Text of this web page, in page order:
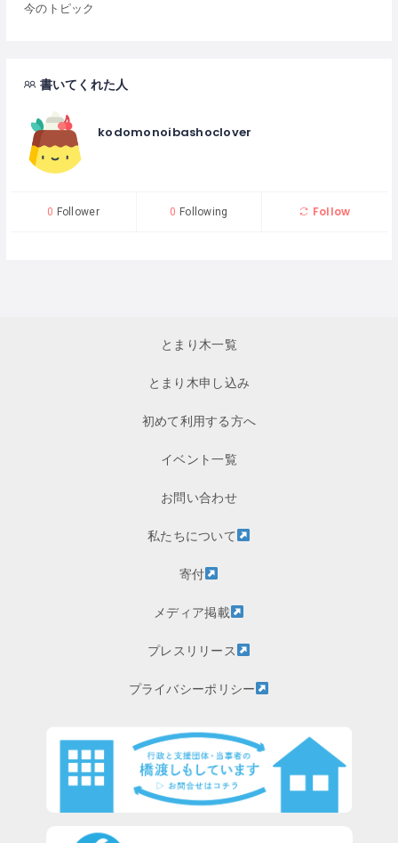
今のトピック
書いてくれた人
kodomonoibashoclover
0 Follower 0 Following Follow
とまり木一覧
とまり木申し込み
初めて利用する方へ
イベント一覧
お問い合わせ
私たちについて
寄付
メディア掲載
プレスリリース
プライバシーポリシー